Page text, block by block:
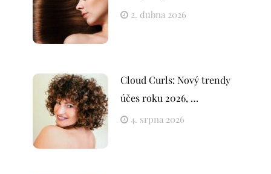
2. dubna 2026
Cloud Curls: Nový trendy
účes roku 2026, …
4. srpna 2026